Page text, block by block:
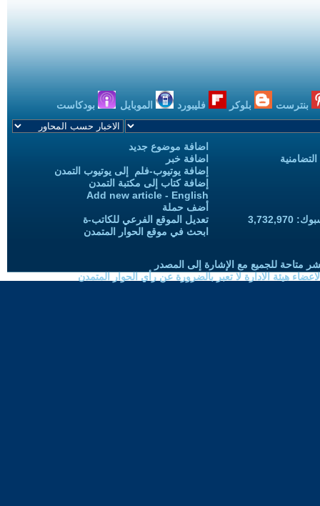
بنترست بلوكر فليبورد الموبايل بودكاست
اضافة موضوع جديد
اضافة خبر
إضافة يوتيوب-فلم إلى يوتيوب التمدن
إضافة كتاب إلى مكتبة التمدن
Add new article - English
أضف حملة
تعديل الموقع الفرعي للكاتب-ة
ابحث في موقع الحوار المتمدن
متاحة للجميع مع الإشارة إلى المصدر
هيئة الادارة لا تعبر بالضرورة عن رأي الحوار المتمدن